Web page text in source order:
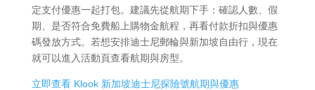
定支付優惠一起打包。建議先從航期下手：確認人數、假
期、是否符合免費船上購物金航程，再看付款折扣與優惠
碼發放方式。若想安排迪士尼郵輪與新加坡自由行，現在
就可以進入活動頁查看航期與房型。
立即查看 Klook 新加坡迪士尼探險號航期與優惠